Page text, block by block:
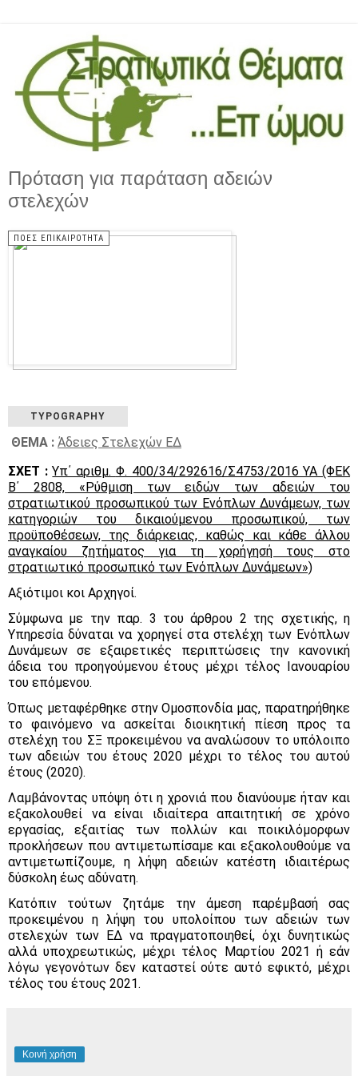
Πρόταση για παράταση αδειών
στελεχών
ΠΟΕΣ ΕΠΙΚΑΙΡΟΤΗΤΑ
TYPOGRAPHY
ΘΕΜΑ : Άδειες Στελεχών ΕΔ
ΣΧΕΤ :Υπ΄ αριθμ. Φ. 400/34/292616/Σ4753/2016 ΥΑ (ΦΕΚ
Β΄ 2808, «Ρύθμιση των ειδών των αδειών του
στρατιωτικού προσωπικού των Ενόπλων Δυνάμεων, των
κατηγοριών του δικαιούμενου προσωπικού, των
προϋποθέσεων, της διάρκειας, καθώς και κάθε άλλου
αναγκαίου ζητήματος για τη χορήγησή τους στο
στρατιωτικό προσωπικό των Ενόπλων Δυνάμεων»)
Αξιότιμοι κοι Αρχηγοί.
Σύμφωνα με την παρ. 3 του άρθρου 2 της σχετικής, η
Υπηρεσία δύναται να χορηγεί στα στελέχη των Ενόπλων
Δυνάμεων σε εξαιρετικές περιπτώσεις την κανονική
άδεια του προηγούμενου έτους μέχρι τέλος Ιανουαρίου
του επόμενου.
Όπως μεταφέρθηκε στην Ομοσπονδία μας, παρατηρήθηκε
το φαινόμενο να ασκείται διοικητική πίεση προς τα
στελέχη του ΣΞ προκειμένου να αναλώσουν το υπόλοιπο
των αδειών του έτους 2020 μέχρι το τέλος του αυτού
έτους (2020).
Λαμβάνοντας υπόψη ότι η χρονιά που διανύουμε ήταν και
εξακολουθεί να είναι ιδιαίτερα απαιτητική σε χρόνο
εργασίας, εξαιτίας των πολλών και ποικιλόμορφων
προκλήσεων που αντιμετωπίσαμε και εξακολουθούμε να
αντιμετωπίζουμε, η λήψη αδειών κατέστη ιδιαιτέρως
δύσκολη έως αδύνατη.
Κατόπιν τούτων ζητάμε την άμεση παρέμβασή σας
προκειμένου η λήψη του υπολοίπου των αδειών των
στελεχών των ΕΔ να πραγματοποιηθεί, όχι δυνητικώς
αλλά υποχρεωτικώς, μέχρι τέλος Μαρτίου 2021 ή εάν
λόγω γεγονότων δεν καταστεί ούτε αυτό εφικτό, μέχρι
τέλος του έτους 2021.
Κοινή χρήση